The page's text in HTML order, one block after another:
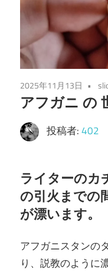
2025年11月13日
アフガニ の
投稿者:402
ライターのカ
の引火までの
が漂います。
アフガニスタンの
り、説教のように